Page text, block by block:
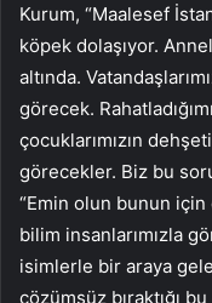
Kurum, “Maalesef
köpek dolaşıyor.
altında.
görecek.
çocuklarımızın
görecekler. Biz bu
“Emin olun bunun için
bilim insanlarımızla
isimlerle bir araya
çözümsüz bıraktığı